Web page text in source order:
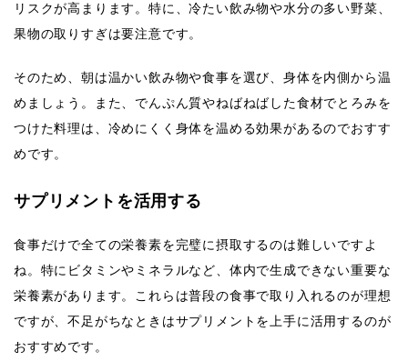
リスクが高まります。特に、冷たい飲み物や水分の多い野菜、
果物の取りすぎは要注意です。
そのため、朝は温かい飲み物や食事を選び、身体を内側から温
めましょう。また、でんぷん質やねばねばした食材でとろみを
つけた料理は、冷めにくく身体を温める効果があるのでおすす
めです。
サプリメントを活用する
食事だけで全ての栄養素を完璧に摂取するのは難しいですよ
ね。特にビタミンやミネラルなど、体内で生成できない重要な
栄養素があります。これらは普段の食事で取り入れるのが理想
ですが、不足がちなときはサプリメントを上手に活用するのが
おすすめです。